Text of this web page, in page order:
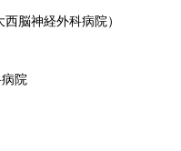
脳神経外科病院）
院